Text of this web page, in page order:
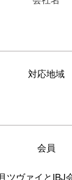
対応地域
会員
ツヴァイとIBJ